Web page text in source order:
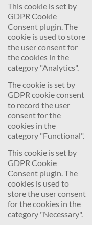
This cookie is set by
GDPR Cookie
Consent plugin. The
cookie is used to store
the user consent for
the cookies in the
category "Analytics".
The cookie is set by
GDPR cookie consent
to record the user
consent for the
cookies in the
category "Functional".
This cookie is set by
GDPR Cookie
Consent plugin. The
cookies is used to
store the user consent
for the cookies in the
category "Necessary".